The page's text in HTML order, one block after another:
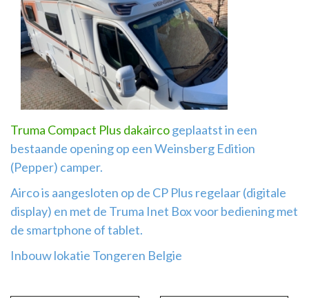
Airco
montage
Truma Compact Plus dakaircogeplaatst in een
bestaande opening op een Weinsberg Edition
(Pepper) camper.
Airco is aangesloten op de CP Plus regelaar (digitale
display) en met de Truma Inet Box voor bediening met
de smartphone of tablet.
Inbouw lokatie Tongeren Belgie